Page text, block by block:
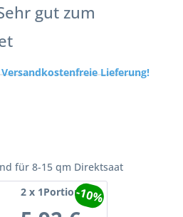
gut zum
für 8-15 qm Direktsaat
2x 1Portion-10%
Versandkostenfreie Lieferung!